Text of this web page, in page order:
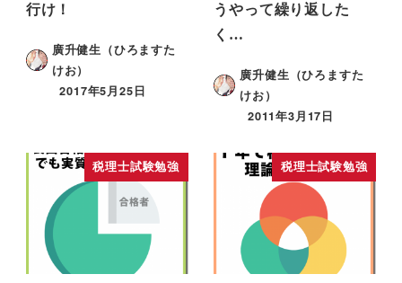
行け！
廣升健生（ひろますた
けお）
2017年5月25日
うやって繰り返した
く…
廣升健生（ひろますた
けお）
2011年3月17日
税理士試験勉強 税理士試験勉強